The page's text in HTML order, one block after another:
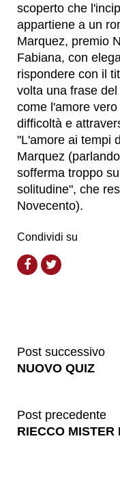
scoperto che
appartiene a un
Marquez, premio
Fabiana, con
rispondere con il
volta una frase
come l'amore
difficoltà e
"L'amore ai tempi
Marquez
sofferma troppo
solitudine", che
Novecento).
Condividi su
Post successivo
NUOVO QUIZ
Post precedente
RIECCO